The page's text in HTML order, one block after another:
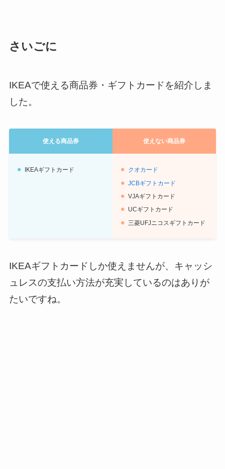
さいごに
IKEAで使える商品券・ギフトカードを紹介しま
した。
使える商品券 使えない商品券
IKEAギフトカード
クオカード
JCBギフトカード
VJAギフトカード
UCギフトカード
三菱UFJニコスギフトカード
IKEAギフトカードしか使えませんが、キャッシ
ュレスの支払い方法が充実しているのはありが
たいですね。